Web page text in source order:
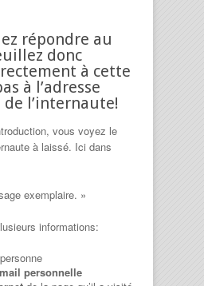
répondre au
donc
à cette
à l’adresse
l’internaute!
vous voyez le
à laissé. Ici dans
exemplaire. »
informations:
personnelle